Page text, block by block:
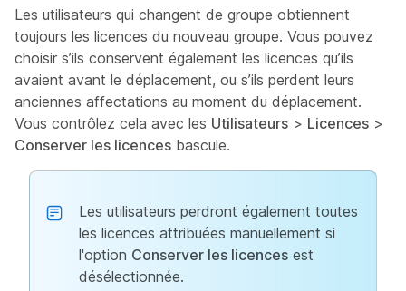
Les utilisateurs qui changent de groupe obtiennent
toujours les licences du nouveau groupe. Vous pouvez
choisir s’ils conservent également les licences qu’ils
avaient avant le déplacement, ou s’ils perdent leurs
anciennes affectations au moment du déplacement.
Vous contrôlez cela avec les Utilisateurs > Licences >
Conserver les licences bascule.
Les utilisateurs perdront également toutes
les licences attribuées manuellement si
l'option Conserver les licences est
désélectionnée.